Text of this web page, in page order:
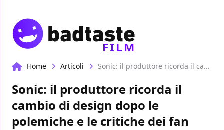
FILM
Home Articoli Sonic: il produttore ricorda il cambio di design dopo le polemiche e le critiche dei fan
Sonic: il produttore ricorda il
cambio di design dopo le
polemiche e le critiche dei fan